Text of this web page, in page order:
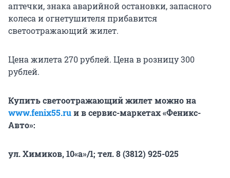
аптечки, знака аварийной остановки, запасного
колеса и огнетушителя прибавится
светоотражающий жилет.
Цена жилета 270 рублей. Цена в розницу 300
рублей.
Купить светоотражающий жилет можно на
www.fenix55.ruи в сервис-маркетах «Феникс-
Авто»:
ул. Химиков, 10«а»/1; тел. 8 (3812) 925-025